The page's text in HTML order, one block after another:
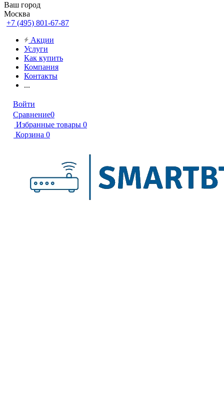
Ваш город
Москва
+7 (495) 801-67-87
Акции
Услуги
Как купить
Компания
Контакты
...
Войти
Сравнение0
Избранные товары 0
Корзина 0